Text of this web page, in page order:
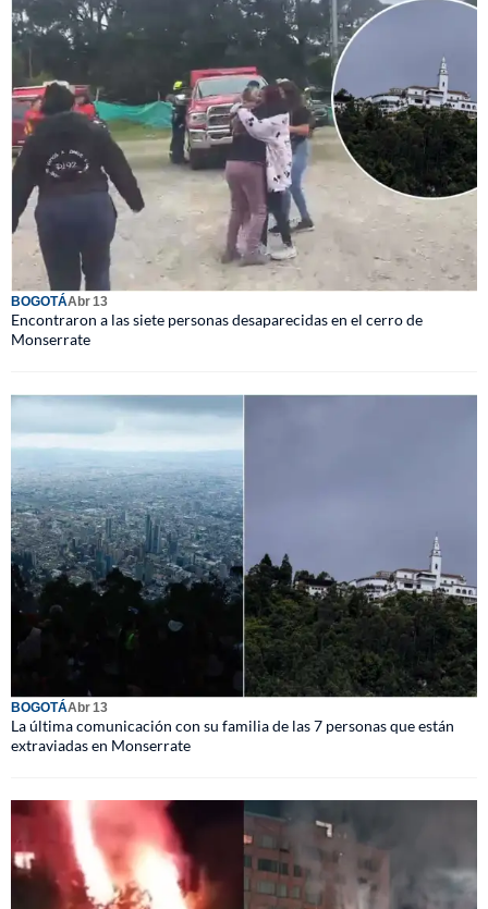
BOGOTÁAbr 13
Encontraron a las siete personas desaparecidas en el cerro de
Monserrate
BOGOTÁAbr 13
La última comunicación con su familia de las 7 personas que están
extraviadas en Monserrate